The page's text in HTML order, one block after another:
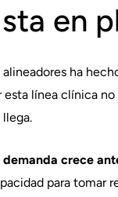
en
ha
esta línea clínica
crece
para tomar